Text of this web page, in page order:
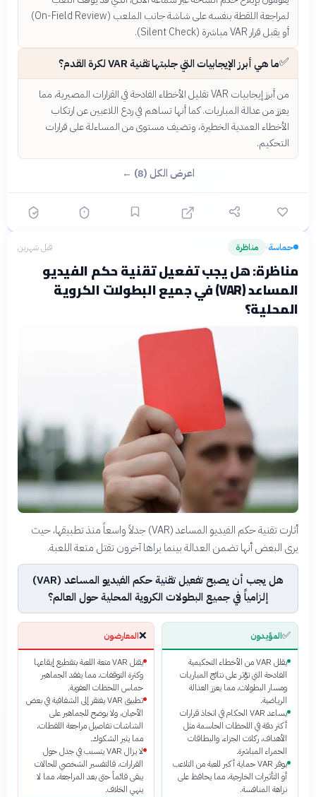
لمراجعة اللقطة بنفسه على شاشة جانب الملعب (On-Field Review)
أو يقبل قرار VAR مباشرة (Silent Check).
✅ما هي أبرز الإيجابيات التي جلبتها تقنية VAR لكرة القدم؟
من أبرز إيجابيات VAR تقليل الأخطاء الفادحة في القرارات المصيرية، مما
يعزز من عدالة المباريات. كما أنها تساهم في ردع اللاعبين عن ارتكاب
الأخطاء العمدية الخطيرة، وتضيف مستوى من المساءلة على قرارات
التحكيم.
اعرض الكل (8) ←
حماسة› مناظرة قبل شهرين
مناظرة: هل يجب تفعيل تقنية حكم الفيديو
المساعد (VAR) في جميع البطولات الكروية
المحلية؟
أثارت تقنية حكم الفيديو المساعد (VAR) جدلاً واسعاً منذ تطبيقها، حيث
يرى البعض أنها تضمن العدالة بينما يراها آخرون تقتل متعة اللعبة.
هل يجب أن يصبح تفعيل تقنية حكم الفيديو المساعد (VAR)
إلزامياً في جميع البطولات الكروية المحلية حول العالم؟
✅المؤيدون
يقلل VAR من الأخطاء التحكيمية
الفادحة التي تؤثر على نتائج المباريات
ومسار البطولات، مما يعزز العدالة
الرياضية.
يساعد VAR الحكام في اتخاذ قرارات
أكثر دقة في اللحظات الحاسمة مثل
الأهداف، ركلات الجزاء، والبطاقات
الحمراء المباشرة.
يوفر VAR حماية أكبر للعبة من التلاعب
أو التأثيرات الخارجية، مما يحافظ على
نزاهة المنافسة.
❌المعارضون
يقتل VAR متعة اللعبة بتقطيع إيقاعها
وكثرة التوقفات، مما يفقد الجماهير
حماس اللحظات العفوية.
تطبيق VAR يفتقر إلى الشفافية في بعض
الأحيان، ولا يوضح للجماهير على
الشاشات تفاصيل مراجعة اللقطات،
مما يثير الشكوك.
لا يزال VAR يتسبب في جدل حول
القرارات، فالتفسير الشخصي للحالات
يبقى قائماً حتى بعد المراجعة، مما لا
ينهي الخلاف.